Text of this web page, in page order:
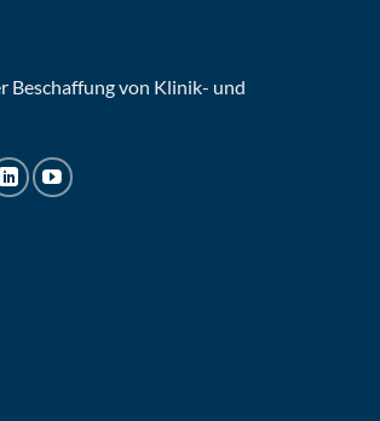
Beschaffung von Klinik- und